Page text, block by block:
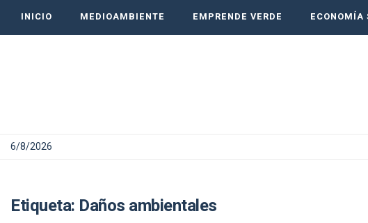
INICIO MEDIOAMBIENTE EMPRENDE VERDE ECONOMÍA
6/8/2026
Etiqueta: Daños ambientales